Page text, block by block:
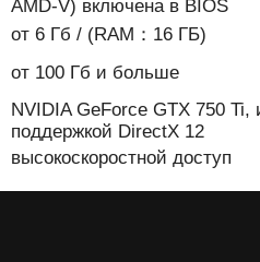
AMD-V) включена в BIOS
от 6 Гб / (RAM：16 ГБ)
от 100 Гб и больше
NVIDIA GeForce GTX 750 Ti,
поддержкой DirectX 12
высокоскоростной доступ